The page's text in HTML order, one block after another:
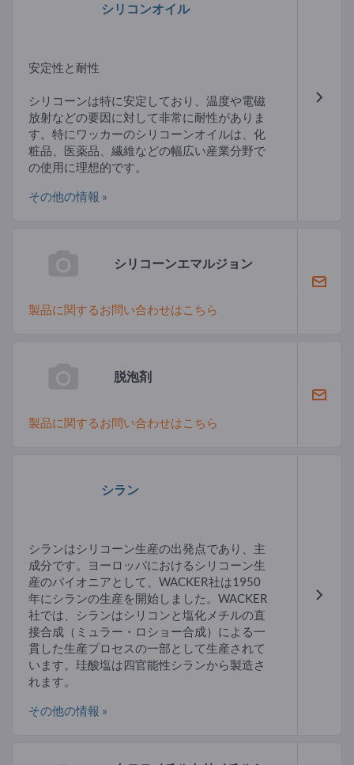
シリコンオイル
安定性と耐性
シリコーンは特に安定しており、温度や電磁
放射などの要因に対して非常に耐性がありま
す。特にワッカーのシリコーンオイルは、化
粧品、医薬品、繊維などの幅広い産業分野で
の使用に理想的です。
その他の情報 »
シリコーンエマルジョン
製品に関するお問い合わせはこちら
脱泡剤
製品に関するお問い合わせはこちら
シラン
シランはシリコーン生産の出発点であり、主
成分です。ヨーロッパにおけるシリコーン生
産のパイオニアとして、WACKER社は1950
年にシランの生産を開始しました。WACKER
社では、シランはシリコンと塩化メチルの直
接合成（ミュラー・ロショー合成）による一
貫した生産プロセスの一部として生産されて
います。珪酸塩は四官能性シランから製造さ
れます。
その他の情報 »